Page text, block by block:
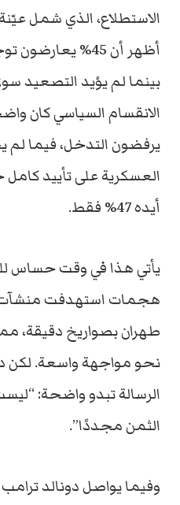
الاستطلاع، الذي شمل
أظهر أن 45%
الانقسام السياسي كان
يرفضون التدخل، فيما
العسكرية على تأييد
أيده 47% فقط.
يأتي هذا في وقت حساس
هجمات استهدفت منشآت
طهران بصواريخ دقيقة،
نحو مواجهة واسعة. لكن
الرسالة تبدو واضحة:
الثمن مجددًا”.
وفيما يواصل دونالد